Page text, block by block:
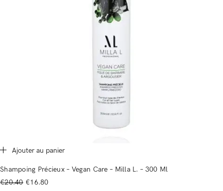
Ajouter au panier
Shampoing Précieux – Vegan Care – Milla L. – 300 Ml
€20.40 €16.80